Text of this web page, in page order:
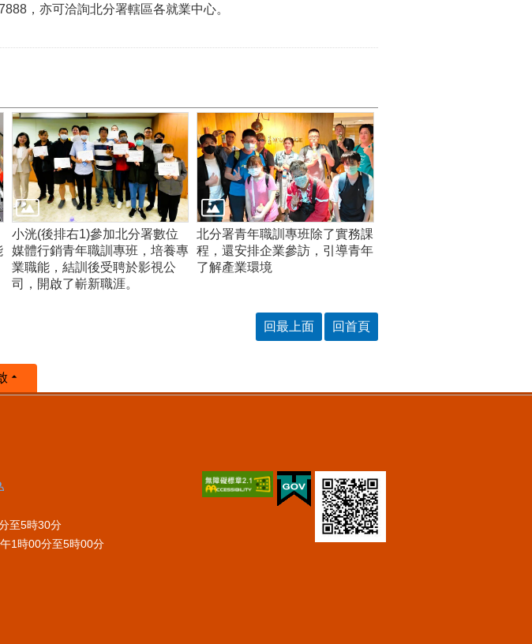
，亦可洽詢北分署轄區各就業中心。
小洸(後排右1)參加北分署數位
媒體行銷青年職訓專班，培養專
業職能，結訓後受聘於影視公
司，開啟了嶄新職涯。
北分署青年職訓專班除了實務課
程，還安排企業參訪，引導青年
了解產業環境
回最上面 回首頁
至5時30分
1時00分至5時00分